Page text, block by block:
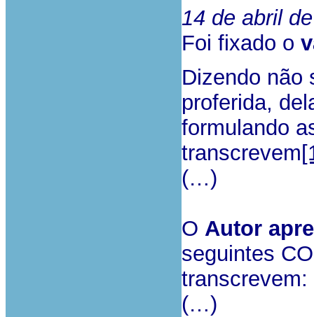
14 de abril
Foi fixado o
Dizendo não
proferida,
formulando
transcrevem
(…)
O Autor
seguintes
transcrevem:
(…)